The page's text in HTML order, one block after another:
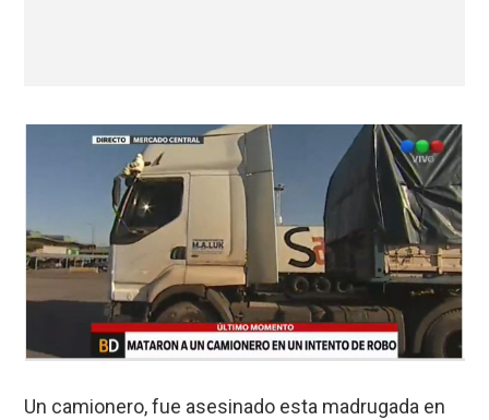
Un camionero, fue asesinado esta madrugada en